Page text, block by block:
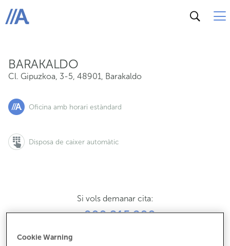
ABANCA
BARAKALDO
Cl. Gipuzkoa, 3-5, 48901, Barakaldo
Oficina amb horari estàndard
Disposa de caixer automàtic
Si vols demanar cita:
900 815 200
Cookie Warning